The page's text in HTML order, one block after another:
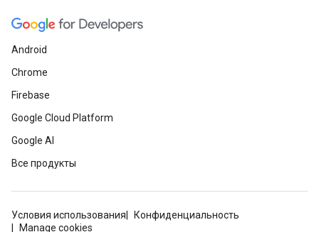
Android
Chrome
Firebase
Google Cloud Platform
Google AI
Все продукты
Условия использования
Конфиденциальность
Manage cookies